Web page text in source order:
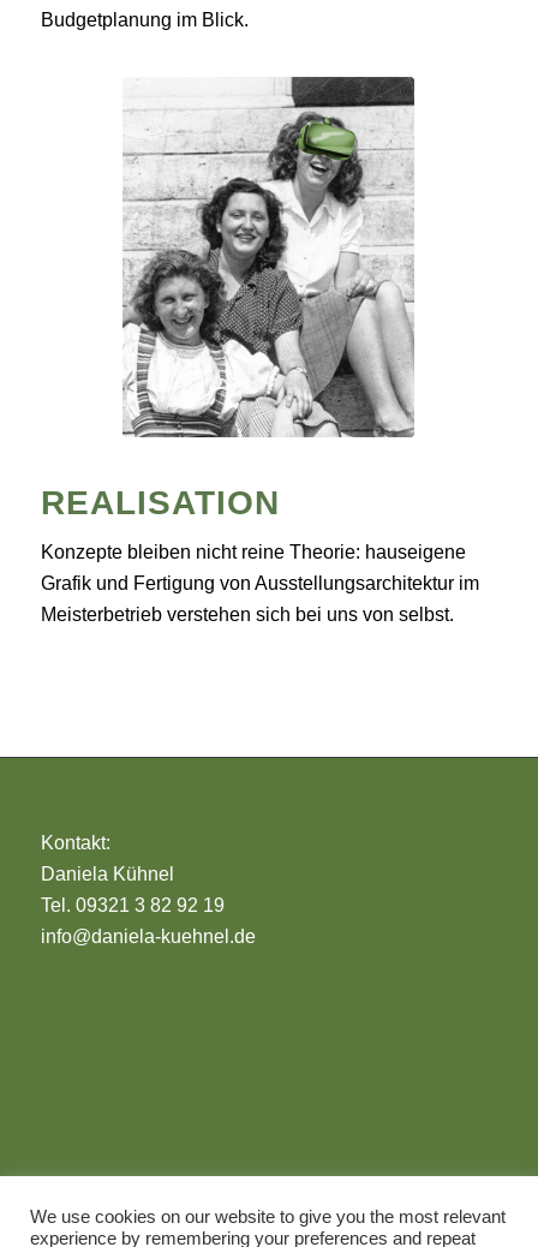
Budgetplanung im Blick.
REALISATION
Konzepte bleiben nicht reine Theorie: hauseigene
Grafik und Fertigung von Ausstellungsarchitektur im
Meisterbetrieb verstehen sich bei uns von selbst.
Kontakt:
Daniela Kühnel
Tel. 09321 3 82 92 19
info@daniela-kuehnel.de
Datenschutz
We use cookies on our website to give you the most relevant
experience by remembering your preferences and repeat